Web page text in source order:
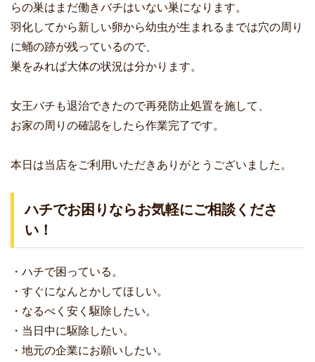
らの巣はまだ働きバチはいない巣になります。
羽化してから新しい卵から幼虫が生まれるまでは穴の周り
に蛹の跡が残っているので、
巣をみれば大体の状況は分かります。
女王バチも退治できたので再発防止処置を施して、
お家の周りの確認をしたら作業完了です。
本日は当店をご利用いただきありがとうございました。
ハチでお困りならお気軽にご相談くださ
い！
・ハチで困っている。
・すぐになんとかしてほしい。
・なるべく安く駆除したい。
・当日中に駆除したい。
・地元の企業にお願いしたい。